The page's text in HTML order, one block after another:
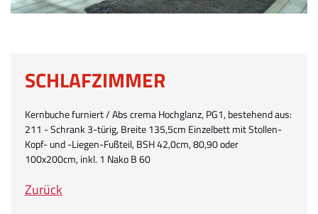
SCHLAFZIMMER
Kernbuche furniert / Abs crema Hochglanz, PG1, bestehend aus:
211 - Schrank 3-türig, Breite 135,5cm Einzelbett mit Stollen-
Kopf- und -Liegen-Fußteil, BSH 42,0cm, 80,90 oder
100x200cm, inkl. 1 Nako B 60
Zurück